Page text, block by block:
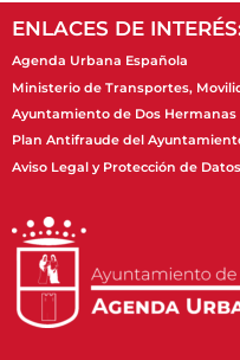
ENLACES DE
Agenda Urbana Española
Ministerio de Transportes,
Ayuntamiento de Dos Hermanas
Plan Antifraude del
Aviso Legal y Protección de Datos